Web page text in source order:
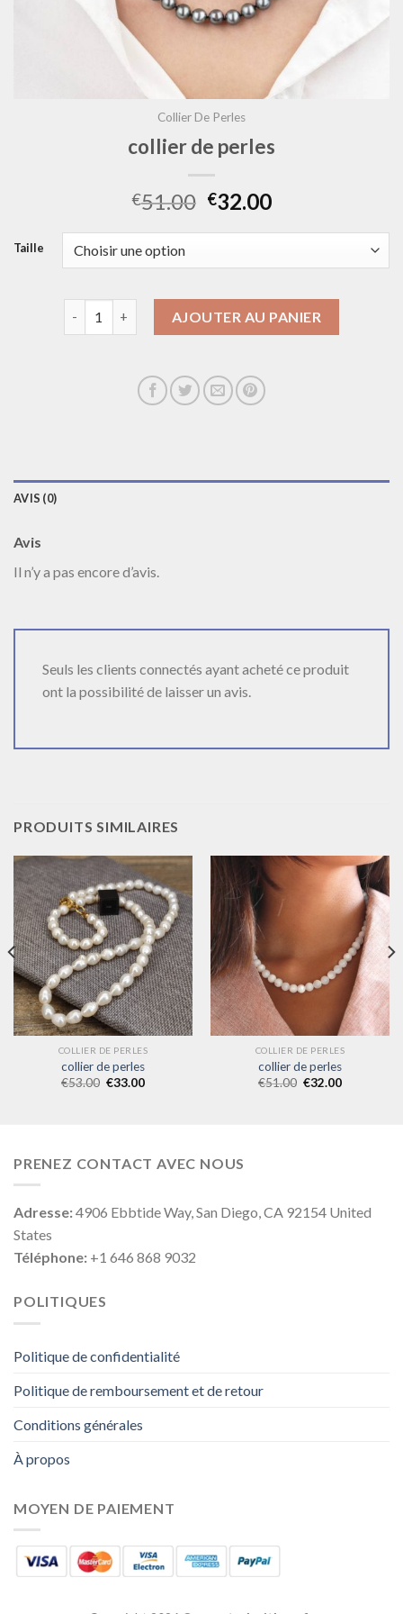
Collier De Perles
collier de perles
€51.00 €32.00
Taille
AJOUTER AU PANIER
AVIS (0)
Avis
Il n’y a pas encore d’avis.
Seuls les clients connectés ayant acheté ce produit
ont la possibilité de laisser un avis.
PRODUITS SIMILAIRES
COLLIER DE PERLES
collier de perles
€53.00 €33.00
COLLIER DE PERLES
collier de perles
€51.00 €32.00
PRENEZ CONTACT AVEC NOUS
Adresse:4906 Ebbtide Way, San Diego, CA 92154 United
States
Téléphone: +1 646 868 9032
POLITIQUES
Politique de confidentialité
Politique de remboursement et de retour
Conditions générales
À propos
MOYEN DE PAIEMENT